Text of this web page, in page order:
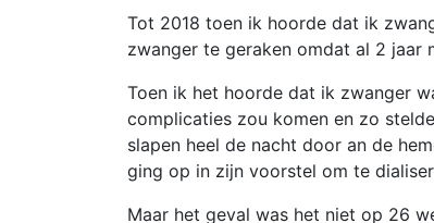
Tot 2018 toen ik hoorde dat ik
zwanger te geraken omdat al 2 jaar
Toen ik het hoorde dat ik zwanger
complicaties zou komen en zo
slapen heel de nacht door an de
ging op in zijn voorstel om te
Maar het geval was het niet op 26